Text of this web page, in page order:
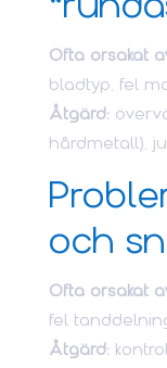
Ofta orsakat
bladtyp, fel
Åtgärd:
hårdmetall),
och
Ofta orsakat
fel
Åtgärd: